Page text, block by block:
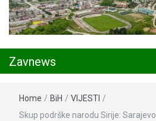
Zavnews
Home / BiH / VIJESTI /
Skup podrške narodu Sirije: